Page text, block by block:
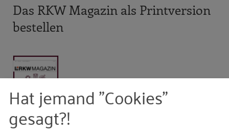
Das RKW Magazin als Printversion
bestellen
Hat jemand "Cookies"
gesagt?!